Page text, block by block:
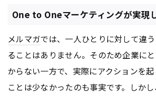
One to Oneマーケティングが実現
メルマガでは、一人ひとりに対して違う
ることはありません。そのため企業に
からない一方で、実際にアクションを
ことは少なかったのも事実です。しか